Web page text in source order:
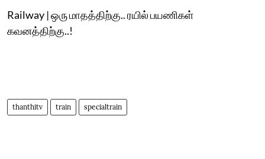
Railway | ஒரு மாதத்திற்கு.. ரயில் பயணிகள்
கவனத்திற்கு..!
thanthitv train specialtrain